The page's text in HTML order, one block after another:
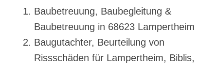
Baubetreuung, Baubegleitung &
Baubetreuung in 68623 Lampertheim
Baugutachter, Beurteilung von
Rissschäden für Lampertheim, Biblis,